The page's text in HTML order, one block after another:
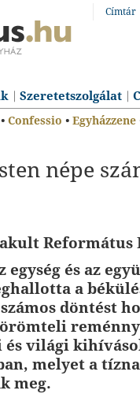
Címtár
Szeretetszolgálat
• Confessio • Egyházzene
népe
Református
egység és az
a
döntést
és világi
melyet a
meg.